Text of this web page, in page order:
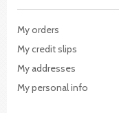
My orders
My credit slips
My addresses
My personal info